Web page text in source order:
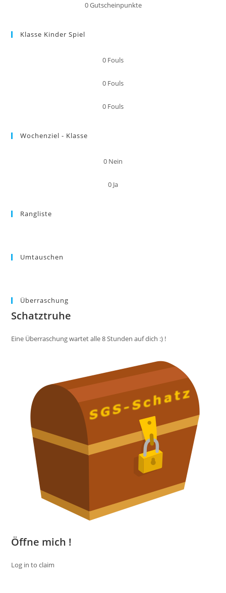
0Gutscheinpunkte
Klasse Kinder Spiel
0 Fouls
0 Fouls
0 Fouls
Wochenziel - Klasse
0 Nein
0 Ja
Rangliste
Umtauschen
Überraschung
Schatztruhe
Eine Überraschung wartet alle 8 Stunden auf dich :) !
Öffne mich !
Log in to claim